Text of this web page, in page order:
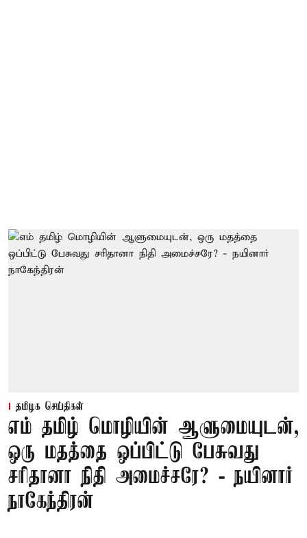
தமிழக செய்திகள்
எம் தமிழ் மொழியின் ஆளுமையுடன்,
ஒரு மதத்தை ஒப்பிட்டு பேசுவது
சரிதானா நிதி அமைச்சரே? - நயினார்
நாகேந்திரன்